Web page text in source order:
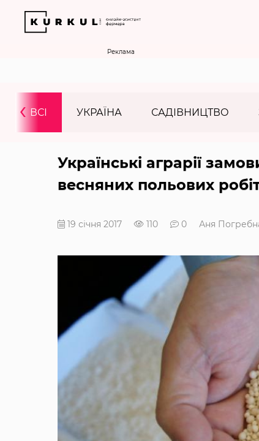
Реклама
ВСІ УКРАЇНА САДІВНИЦТВО
‹
Українські аграрії
весняних польових
19 січня 2017 110 0 Аня